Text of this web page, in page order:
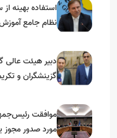
استفاده بهینه
نظام جامع
دبیر هیئت عالی
گزینشگران و
موافقت
مورد صدور مجوز